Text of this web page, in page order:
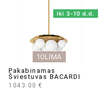
10LIMA
Iki 3-10 d.d.
Pakabinamas
Šviestuvas BACARDI
1043.00€